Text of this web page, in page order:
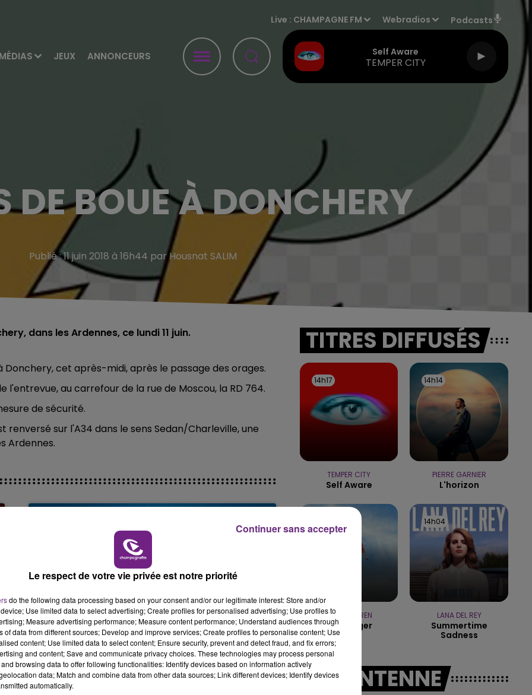
MÉDIAS JEUX ANNONCEURS
Live : CHAMPAGNE FM Webradios Podcasts
Self Aware
TEMPER CITY
15h00 - 19h00
LE CLUB CHAMPAGNE FM LA POP MACHINE - CHAMPAGNE FM
DE BOUE À DONCHERY
Publié : 11 juin 2018 à 16h44 par Housnat SALIM
dans les Ardennes, ce lundi 11 juin.
cet après-midi, après le passage des orages.
au carrefour de la rue de Moscou, la RD 764.
de sécurité.
renversé sur l'A34 dans le sens Sedan/Charleville, une
Ardennes.
VENEZ FÊTER CE WEEK-END
L'ANNIVERSAIRE DE WOINIC
Ce samedi 8 août sera un grand jour :
l'anniversaire du plus gros sanglier du monde.
Une fête est donc organisée et vous êtes tous
conviés !
TITRES DIFFUSÉS
14h17
14h17
TEMPER CITY
Self Aware
14h14
14h14
PIERRE GARNIER
L'horizon
ALEX WARREN
Passenger
14h04
14h04
LANA DEL REY
Summertime
Sadness
A L'ANTENNE
Le respect de votre vie privée est notre priorité
do the following data processing based on your consent and/or our legitimate interest: Store and/or
Use limited data to select advertising; Create profiles for personalised advertising; Use profiles to
Measure advertising performance; Measure content performance; Understand audiences through
of data from different sources; Develop and improve services; Create profiles to personalise content; Use
content; Use limited data to select content; Ensure security, prevent and detect fraud, and fix errors;
and content; Save and communicate privacy choices. These technologies may process personal
browsing data to offer following functionalities: Identify devices based on information actively
data; Match and combine data from other data sources; Link different devices; Identify devices
automatically.
Continuer sans accepter